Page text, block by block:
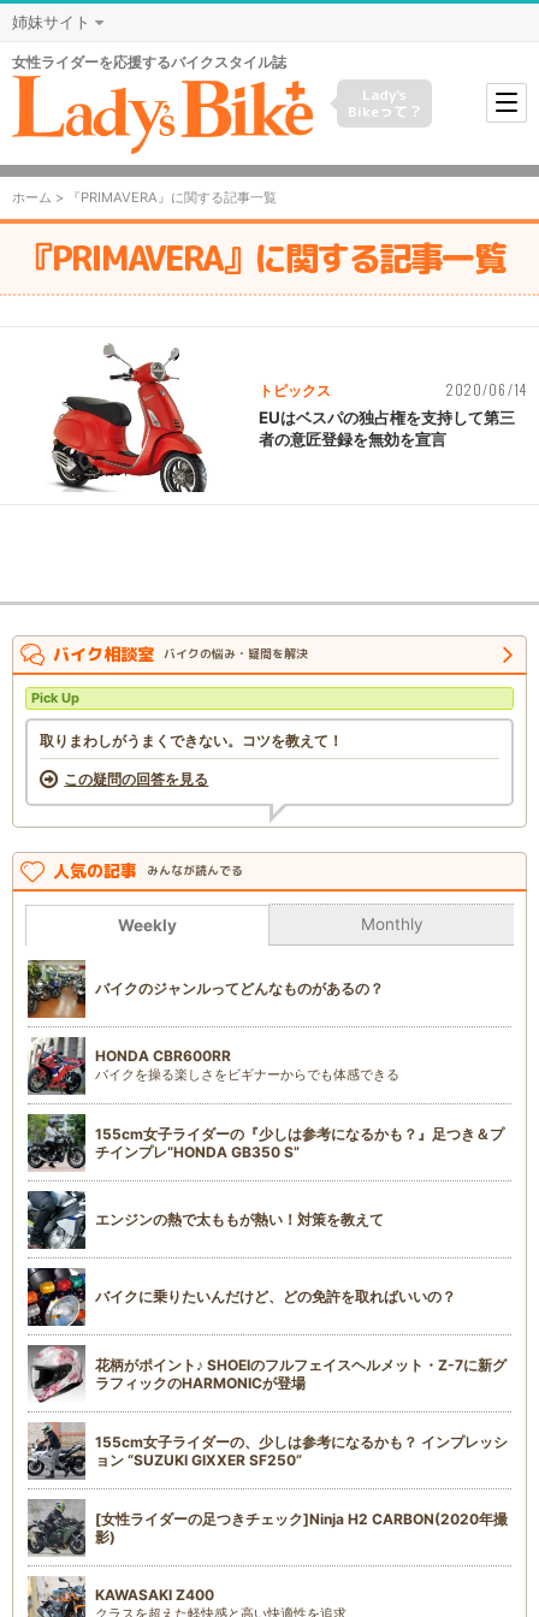
姉妹サイト
女性ライダーを応援するバイクスタイル誌
Lady's
Bikeって？
ホーム > 『PRIMAVERA』に関する記事一覧
『PRIMAVERA』に関する記事一覧
トピックス 2020/06/14
EUはベスパの独占権を支持して第三
者の意匠登録を無効を宣言
バイク相談室 バイクの悩み・疑問を解決
Pick Up
取りまわしがうまくできない。コツを教えて！
この疑問の回答を見る
人気の記事 みんなが読んでる
Weekly Monthly
バイクのジャンルってどんなものがあるの？
HONDA CBR600RR
バイクを操る楽しさをビギナーからでも体感できる
155cm女子ライダーの『少しは参考になるかも？』足つき＆プ
チインプレ“HONDA GB350 S”
エンジンの熱で太ももが熱い！対策を教えて
バイクに乗りたいんだけど、どの免許を取ればいいの？
花柄がポイント♪ SHOEIのフルフェイスヘルメット・Z-7に新グ
ラフィックのHARMONICが登場
155cm女子ライダーの、少しは参考になるかも？ インプレッシ
ョン “SUZUKI GIXXER SF250”
[女性ライダーの足つきチェック]Ninja H2 CARBON(2020年撮
影)
KAWASAKI Z400